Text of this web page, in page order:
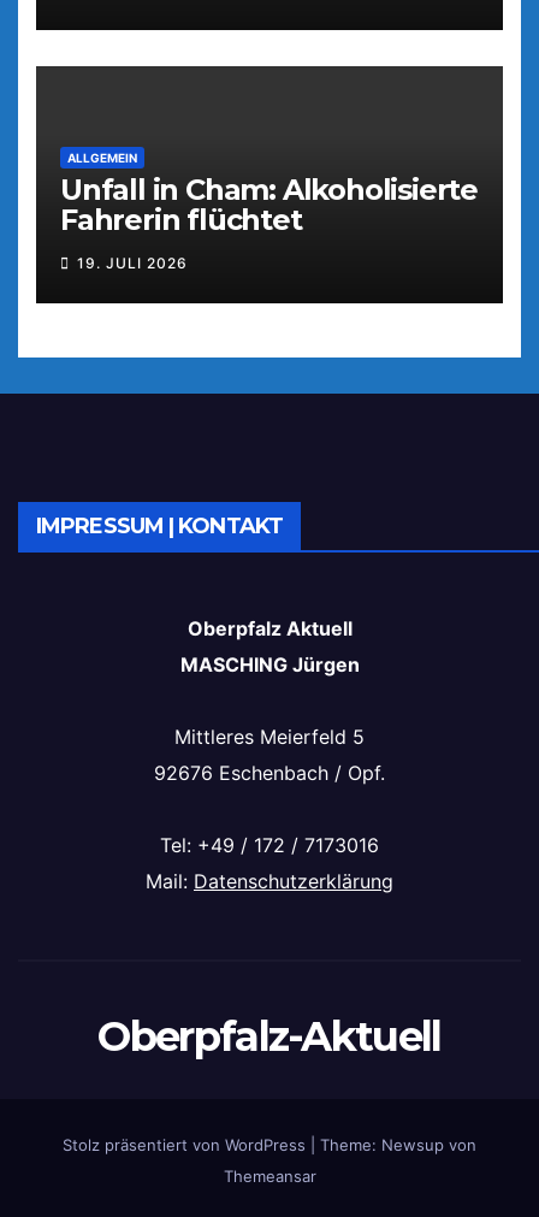
ALLGEMEIN
Unfall in Cham: Alkoholisierte
Fahrerin flüchtet
19. JULI 2026
IMPRESSUM | KONTAKT
Oberpfalz Aktuell
MASCHING Jürgen
Mittleres Meierfeld 5
92676 Eschenbach / Opf.
Tel: +49 / 172 / 7173016
Mail: Datenschutzerklärung
Oberpfalz-Aktuell
Stolz präsentiert von WordPress
Theme: Newsup von
Themeansar